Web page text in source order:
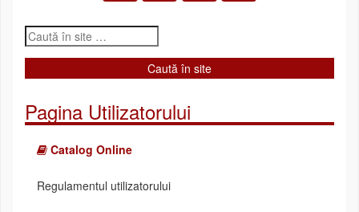
Pagina Utilizatorului
Catalog Online
Regulamentul utilizatorului